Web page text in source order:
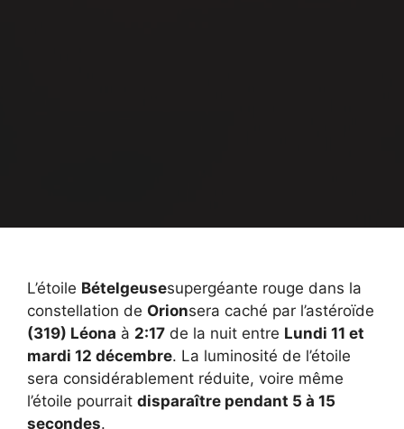
L’étoile Bételgeusesupergéante rouge dans la
constellation de Orionsera caché par l’astéroïde
(319) Léona à 2:17 de la nuit entre Lundi 11 et
mardi 12 décembre. La luminosité de l’étoile
sera considérablement réduite, voire même
l’étoile pourrait disparaître pendant 5 à 15
secondes.